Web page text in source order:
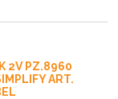
2V PZ.8960
ART.